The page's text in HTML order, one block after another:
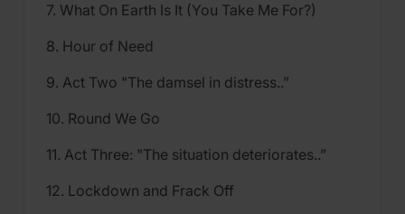
7. What On Earth Is It (You Take Me For?)
8. Hour of Need
9. Act Two "The damsel in distress..”
10. Round We Go
11. Act Three: "The situation deteriorates..”
12. Lockdown and Frack Off